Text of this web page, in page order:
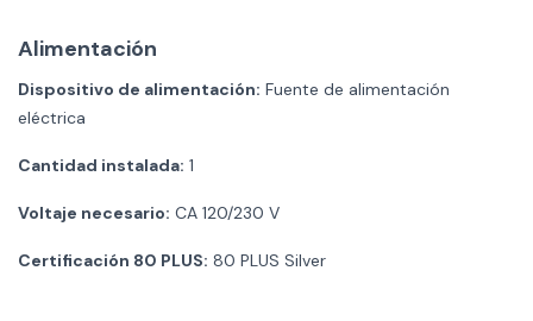
Alimentación
Dispositivo de alimentación: Fuente de alimentación
eléctrica
Cantidad instalada: 1
Voltaje necesario: CA 120/230 V
Certificación 80 PLUS: 80 PLUS Silver